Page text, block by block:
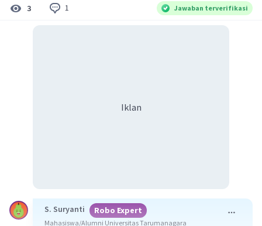
3 1 Jawaban terverifikasi
Iklan
S. Suryanti Robo Expert
Mahasiswa/Alumni Universitas Tarumanagara